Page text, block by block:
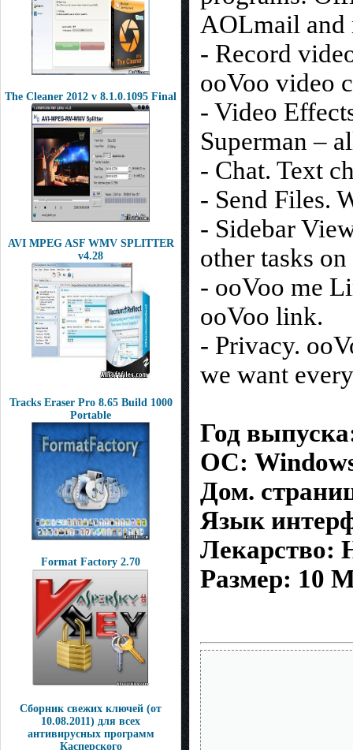
The Cleaner 2012 v 8.1.0.1095 Final
AVI MPEG ASF WMV SPLITTER
v4.28
Tracks Eraser Pro 8.65 Build 1000
Portable
Format Factory 2.70
Сборник свежих ключей (от
10.08.2011) для всех
антивирусных программ
Касперского
AOLmail and
- Record
ooVoo video
- Video
Superman –
- Chat. Text
- Send Files.
- Sidebar
other tasks
- ooVoo me
ooVoo link.
- Privacy.
we want
Год
ОС:
Дом.
Язык
Лекарство:
Размер: 10